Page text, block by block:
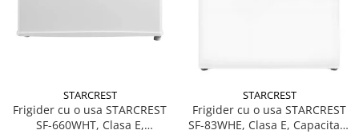
STARCREST
Frigider cu o usa STARCREST
SF-660WHT, Clasa E,
STARCREST
Frigider cu o usa STARCREST
SF-83WHE, Clasa E, Capacitate